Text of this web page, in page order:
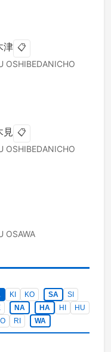
津 📋
OSHIBEDANICHO
見 📋
OSHIBEDANICHO
OSAWA
KI KO SA
SI
NA HA HI
HU
RI WA